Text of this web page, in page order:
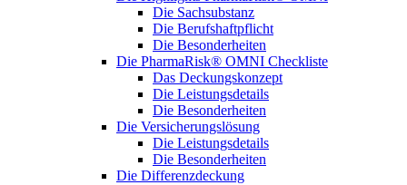
Die Sachsubstanz
Die Berufshaftpflicht
Die Besonderheiten
Die PharmaRisk® OMNI Checkliste
Das Deckungskonzept
Die Leistungsdetails
Die Besonderheiten
Die Versicherungslösung
Die Leistungsdetails
Die Besonderheiten
Die Differenzdeckung